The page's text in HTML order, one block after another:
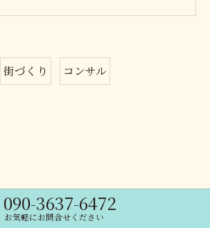
街づくり コンサル
090-3637-6472
お気軽にお問合せください